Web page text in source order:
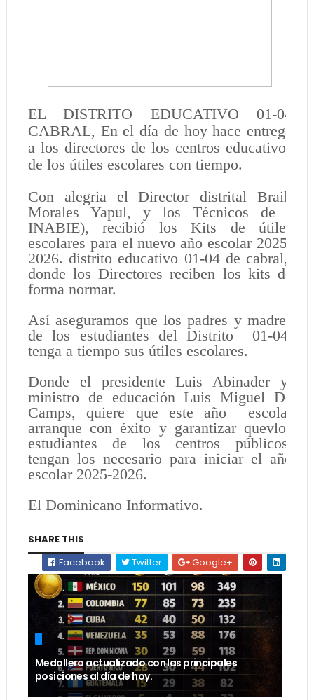
EL DISTRITO EDUCATIVO 01-04
CABRAL, En el día de hoy hace entrega
a los directores de los centros educativos
de los útiles escolares con tiempo.
Con alegria el Director distrital Braili
Morales Yapul, y los Técnicos de (
INABIE), recibió los Kits de útiles
escolares para el nuevo año escolar 2025-
2026. distrito educativo 01-04 de cabral,
donde los Directores reciben los kits de
forma normar.
Así aseguramos que los padres y madres
de los estudiantes del Distrito 01-04,
tenga a tiempo sus útiles escolares.
Donde el presidente Luis Abinader y
ministro de educación Luis Miguel De
Camps, quiere que este año escolar
arranque con éxito y garantizar quevlos
estudiantes de los centros públicos,
tengan los necesario para iniciar el año
escolar 2025-2026.
El Dominicano Informativo.
SHARE THIS
Facebook
Twitter Google+
Medallero actualizado con las principales
posiciones al día de hoy.